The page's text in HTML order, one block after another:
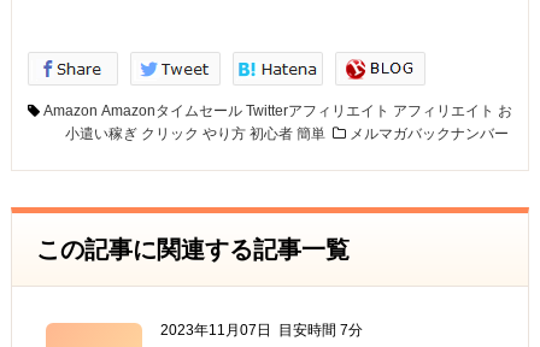
Amazon Amazonタイムセール Twitterアフィリエイト アフィリエイト お
小遣い稼ぎ クリック やり方 初心者 簡単 メルマガバックナンバー
この記事に関連する記事一覧
2023年11月07日 目安時間 7分